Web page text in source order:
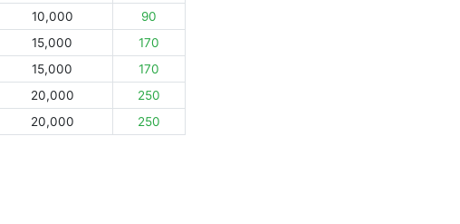
10,000
90
15,000
170
15,000
170
20,000
250
20,000 250